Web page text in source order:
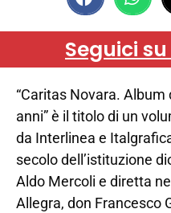
Seguici
“Caritas Novara.
anni” è il titolo di un
da Interlinea e
secolo dell’istituzione
Aldo Mercoli e diretta
Allegra, don Francesco